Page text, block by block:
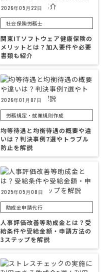
2026年05月22日
社会保険労務士
関東ITソフトウェア健康保険の
メリットとは？加入要件や必要
書類も紹介
2026年01月07日
労務規定・就業規則作成
均等待遇と均衡待遇の概要や違
いは？判決事例7選やトラブル
防止を解説
2025年05月08日
助成金申請代行
人事評価改善等助成金とは？受
給条件や受給金額・申請方法の
3ステップを解説